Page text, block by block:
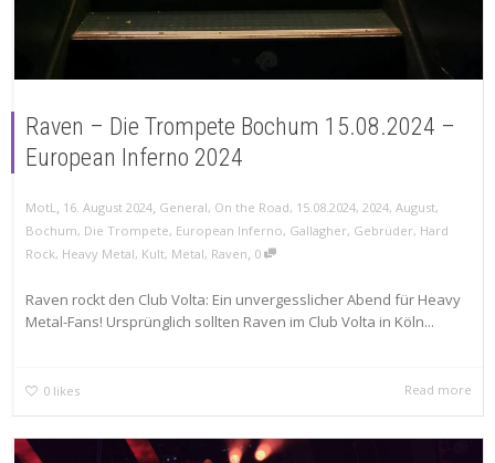
Raven – Die Trompete Bochum 15.08.2024 –
European Inferno 2024
MotL, 16. August 2024, General, On the Road, 15.08.2024, 2024, August,
Bochum, Die Trompete, European Inferno, Gallagher, Gebrüder, Hard
Rock, Heavy Metal, Kult, Metal, Raven, 0
Raven rockt den Club Volta: Ein unvergesslicher Abend für Heavy
Metal-Fans! Ursprünglich sollten Raven im Club Volta in Köln...
0 likes Read more